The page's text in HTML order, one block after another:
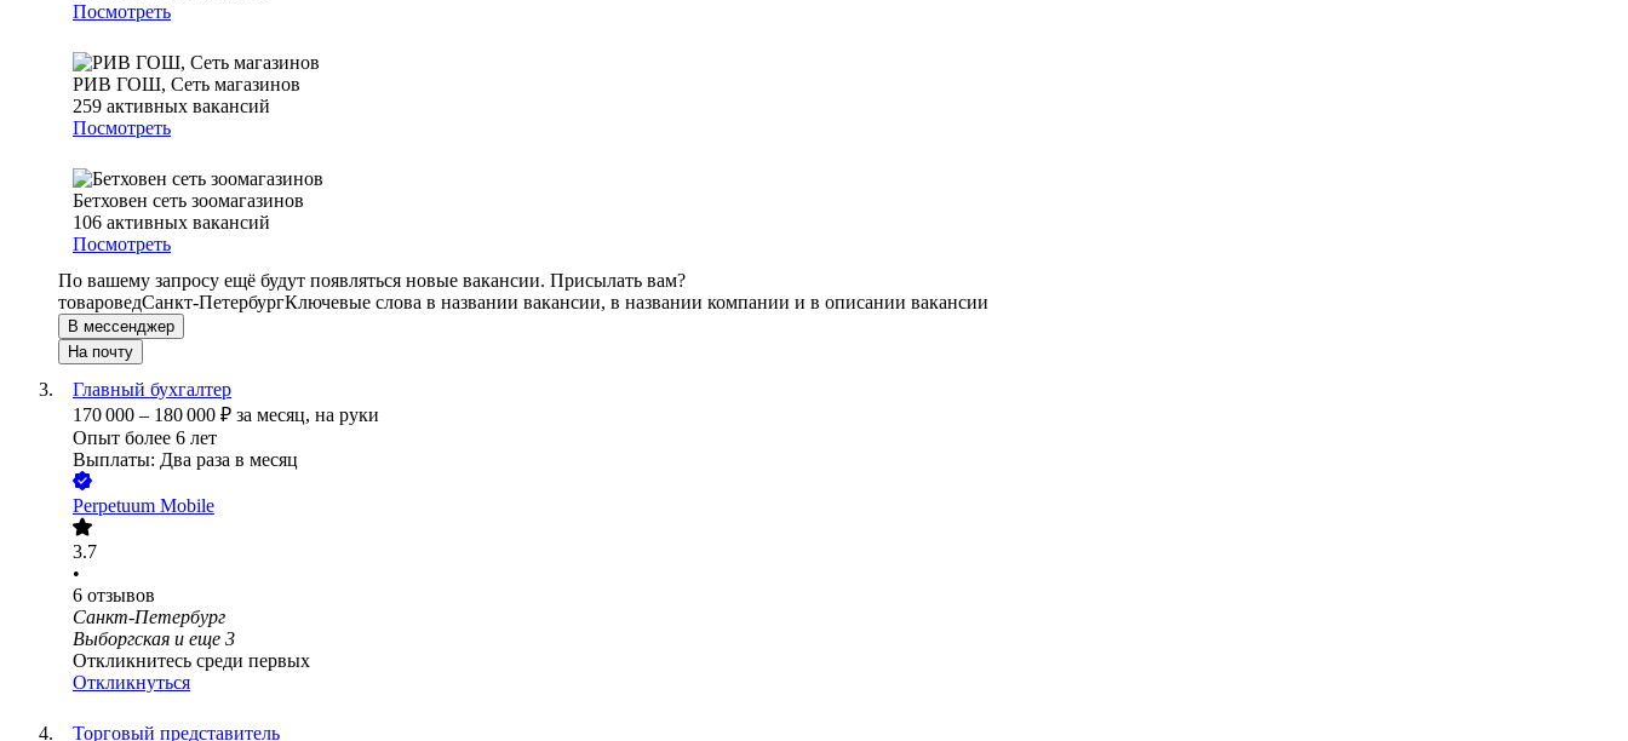
Посмотреть
РИВ ГОШ, Сеть магазинов
259 активных вакансий
Посмотреть
Бетховен сеть зоомагазинов
106 активных вакансий
Посмотреть
По вашему запросу ещё будут появляться новые вакансии. Присылать вам?
товароведСанкт-ПетербургКлючевые слова в названии вакансии, в названии компании и в описании вакансии
В мессенджер
На почту
Главный бухгалтер
170 000 – 180 000 ₽ за месяц, на руки
Опыт более 6 лет
Выплаты: Два раза в месяц
Perpetuum Mobile
3.7
•
6 отзывов
Санкт-Петербург
Выборгская и еще 3
Откликнитесь среди первых
Откликнуться
Торговый представитель